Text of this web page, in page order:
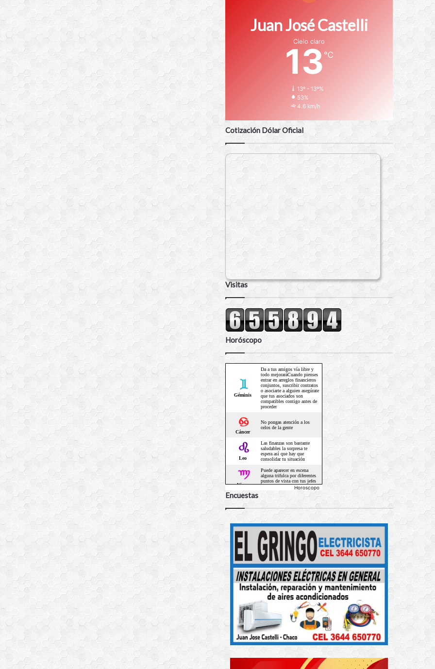
Juan José Castelli
Cielo claro
13 ℃
13º - 13º%
53%
4.6 km/h
Cotización Dólar Oficial
Visitas
Horóscopo
Horoscopo
Encuestas